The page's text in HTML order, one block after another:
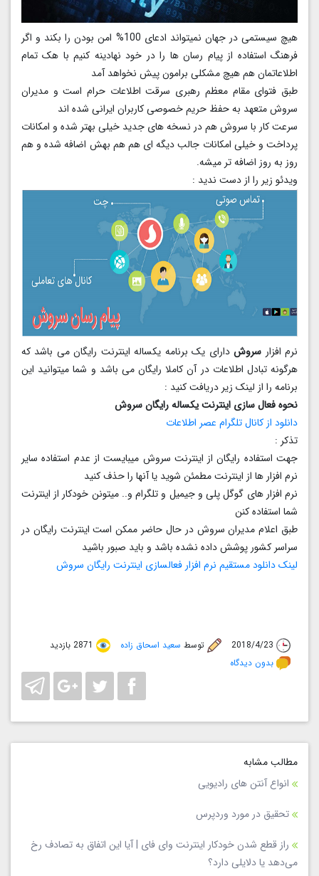
هیچ سیستمی در جهان نمیتواند ادعای 100% امن بودن را بکند و اگر
فرهنگ استفاده از پیام رسان ها را در خود نهادینه کنیم با هک تمام
اطلاعاتمان هم هیچ مشکلی برامون پیش نخواهد آمد
طبق فتوای مقام معظم رهبری سرقت اطلاعات حرام است و مدیران
سروش متعهد به حفظ حریم خصوصی کاربران ایرانی شده اند
سرعت کار با سروش هم در نسخه های جدید خیلی بهتر شده و امکانات
پرداخت و خیلی امکانات جالب دیگه ای هم هم بهش اضافه شده و هم
روز به روز اضافه تر میشه.
ویدئو زیر را از دست ندید :
نرم افزار سروشدارای یک برنامه یکساله اینترنت رایگان می باشد که
هرگونه تبادل اطلاعات در آن کاملا رایگان می باشد و شما میتوانید این
برنامه را از لینک زیر دریافت کنید :
نحوه فعال سازی اینترنت یکساله رایگان سروش
دانلود از کانال تلگرام عصر اطلاعات
تذکر :
جهت استفاده رایگان از اینترنت سروش میبایست از عدم استفاده سایر
نرم افزار ها از اینترنت مطمئن شوید یا آنها را حذف کنید
نرم افزار های گوگل پلی و جیمیل و تلگرام و.. میتونن خودکار از اینترنت
شما استفاده کنن
طبق اعلام مدیران سروش در حال حاضر ممکن است اینترنت رایگان در
سراسر کشور پوشش داده نشده باشد و باید صبور باشید
لینک دانلود مستقیم نرم افزار فعالسازی اینترنت رایگان سروش
2018/4/23 توسطسعید اسحاق زاده
2871 بازدید
بدون دیدگاه
مطالب مشابه
انواع آنتن های رادیویی
تحقیق در مورد وردپرس
راز قطع شدن خودکار اینترنت وای فای | آیا این اتفاق به تصادف رخ
می‌دهد یا دلایلی دارد؟